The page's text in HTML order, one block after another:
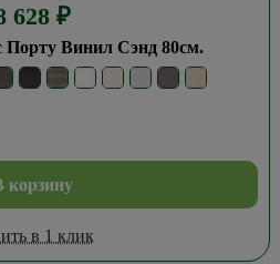
628 ₽
Порту Винил Сэнд 80см.
корзину
в 1 клик